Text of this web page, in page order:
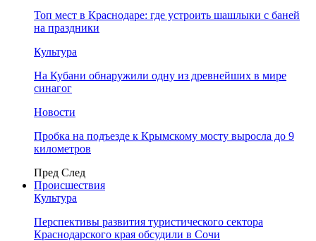
Топ мест в Краснодаре: где устроить шашлыки с баней
на праздники
Культура
На Кубани обнаружили одну из древнейших в мире
синагог
Новости
Пробка на подъезде к Крымскому мосту выросла до 9
километров
Пред След
Происшествия
Культура
Перспективы развития туристического сектора
Краснодарского края обсудили в Сочи